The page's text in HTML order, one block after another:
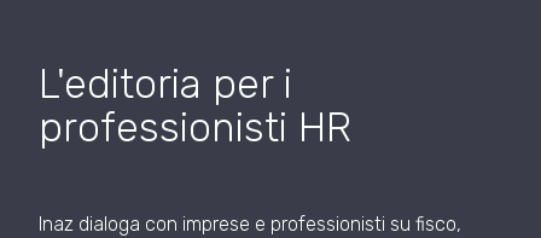
L'editoria per i
professionisti HR
Inaz dialoga con imprese e professionisti su fisco,